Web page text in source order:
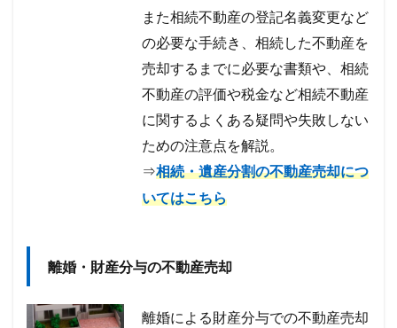
また相続不動産の登記名義変更など
の必要な手続き、相続した不動産を
売却するまでに必要な書類や、相続
不動産の評価や税金など相続不動産
に関するよくある疑問や失敗しない
ための注意点を解説。
⇒相続・遺産分割の不動産売却につ
いてはこちら
離婚・財産分与の不動産売却
離婚による財産分与での不動産売却